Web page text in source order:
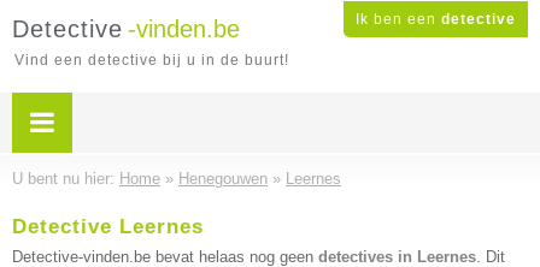
Ik ben een detective
Detective -vinden.be
Vind een detective bij u in de buurt!
U bent nu hier: Home » Henegouwen » Leernes
Detective Leernes
Detective-vinden.be bevat helaas nog geen detectives in Leernes. Dit